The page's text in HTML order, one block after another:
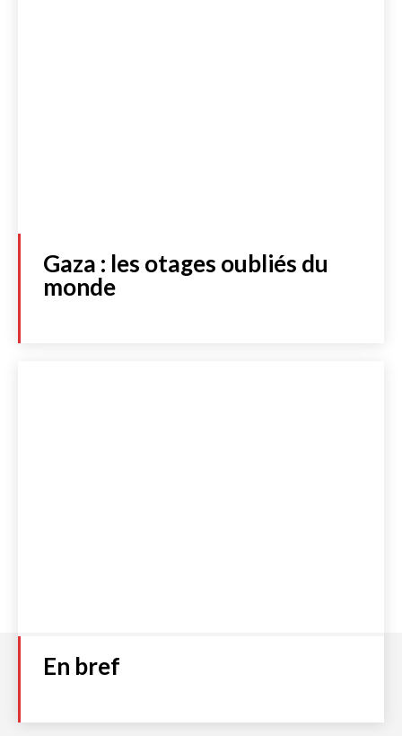
Gaza : les otages oubliés du
monde
En bref